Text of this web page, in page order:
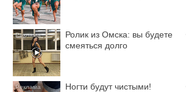
Ролик из Омска: вы будете
смеяться долго
Ногти будут чистыми!